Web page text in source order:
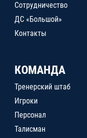
Сотрудничество
ДС «Большой»
Контакты
КОМАНДА
Тренерский штаб
Игроки
Персонал
Талисман